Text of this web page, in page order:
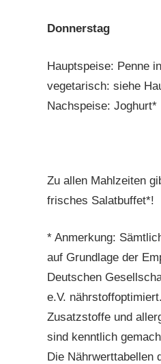
Donnerstag
Hauptspeise: Penne
vegetarisch: siehe
Nachspeise: Joghurt*
Zu allen Mahlzeiten
frisches Salatbuffet*!
* Anmerkung:
auf Grundlage der
Deutschen
e.V.
Zusatzstoffe und
sind kenntlich
Die Nährwerttabellen